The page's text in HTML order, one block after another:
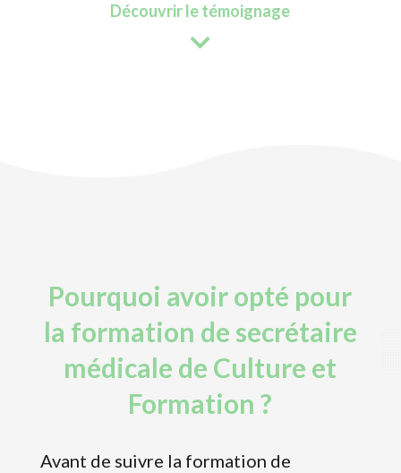
Découvrir le témoignage
Pourquoi avoir opté pour
la formation de secrétaire
médicale de Culture et
Formation ?
Avant de suivre la formation de